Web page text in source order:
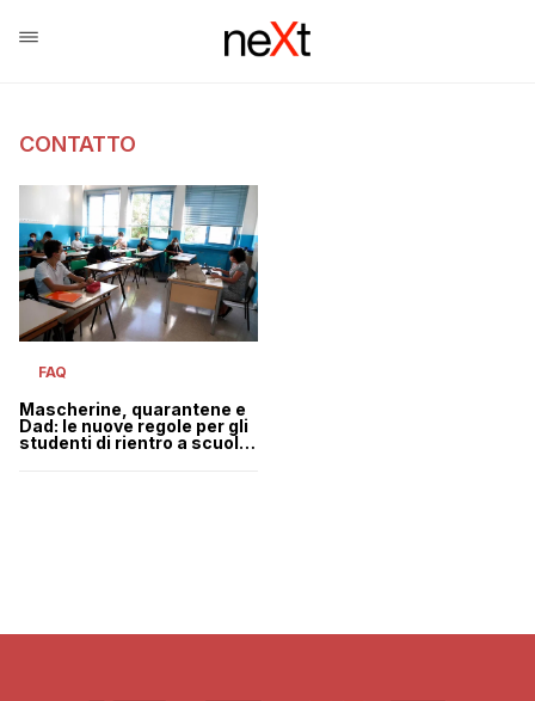
CONTATTO
FAQ
Mascherine, quarantene e
Dad: le nuove regole per gli
studenti di rientro a scuola